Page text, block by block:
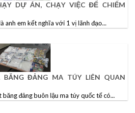
DỰ ÁN, CHẠY VIỆC ĐỂ CHIẾM
anh em kết nghĩa với 1 vị lãnh đạo...
BĂNG ĐẢNG MA TÚY LIÊN QUAN
đảng buôn lậu ma túy quốc tế có...